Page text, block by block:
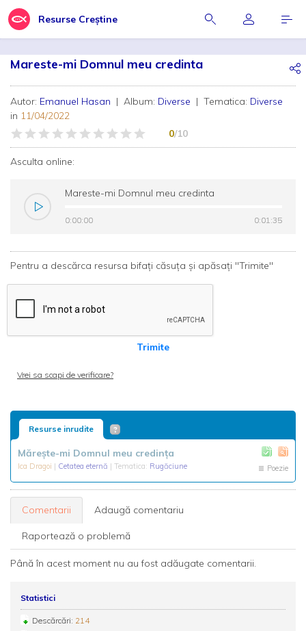
Resurse Creștine
Mareste-mi Domnul meu credinta
Autor: Emanuel Hasan | Album: Diverse | Tematica: Diverse
in 11/04/2022
0/10
Asculta online:
Mareste-mi Domnul meu credinta
0:00:00 0:01:35
0:00:00 0:01:35
Pentru a descărca resursa bifați căsuța și apăsați "Trimite"
Trimite
Vrei sa scapi de verificare?
Resurse inrudite
Mărește-mi Domnul meu credința
Ica Dragoi | Cetatea eternă | Tematica: Rugăciune Poezie
Comentarii Adaugă comentariu
Raportează o problemă
Până în acest moment nu au fost adăugate comentarii.
Statistici
Descărcări: 214